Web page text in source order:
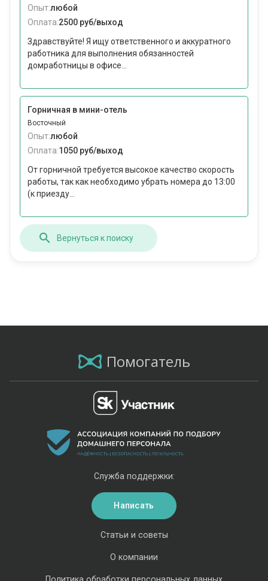
Опыт:любой
Оплата:2500 руб/выход
Здравствуйте! Я ищу ответственного и аккуратного
работника для выполнения обязанностей
домработницы в офисе...
Горничная в мини-отель
Восточный
Опыт:любой
Оплата:1050 руб/выход
От горничной требуется высокое качество скорость
работы, так как необходимо убрать номера до 13:00
(к приезду...
Вернуться к поиску
Помогатель
Статьи и советы
О компании
Служба поддержки:
Написать